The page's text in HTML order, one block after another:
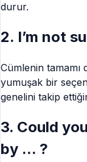
durur.
2. I’m not
Cümlenin tamamı
yumuşak bir
genelini takip
3. Could
by ... ?